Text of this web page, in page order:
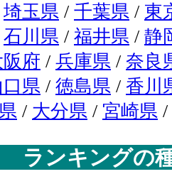
埼玉県 / 千葉県 / 東
石川県 / 福井県 / 静
府 / 兵庫県 / 奈良
口県 / 徳島県 / 香川
/ 大分県 / 宮崎県 /
ランキングの